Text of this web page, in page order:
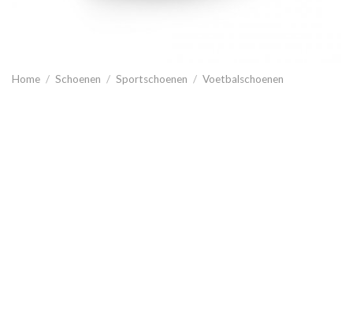
Home / Schoenen / Sportschoenen / Voetbalschoenen